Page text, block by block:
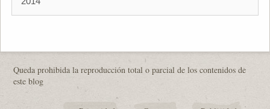
Queda prohibida la reproducción total o parcial de los contenidos de
este blog